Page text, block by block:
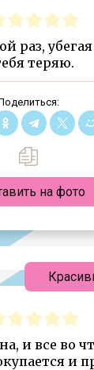
раз,
теряю.
на фото
и все во
и